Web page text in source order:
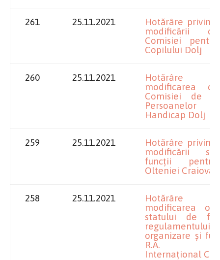
261 25.11.2021
Hotărâre privind
modificării
Comisiei
Copilului Dolj
260 25.11.2021
Hotărâre
modificarea
Comisiei de
Persoanelor
Handicap Dolj
259 25.11.2021
Hotărâre privind
modificării
funcții
Olteniei Craiova
258 25.11.2021
Hotărâre
modificarea
statului de
organizare și
R.A.
Internațional